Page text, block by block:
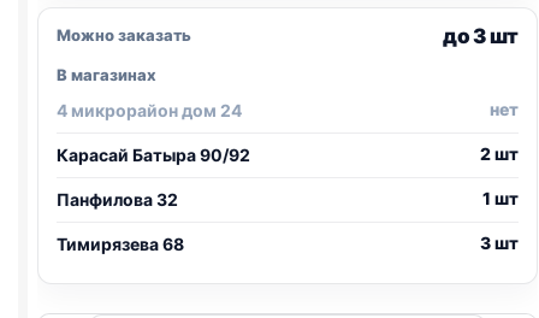
Можно заказать до 3 шт
В магазинах
4 микрорайон дом 24 нет
Карасай Батыра 90/92 2 шт
Панфилова 32 1 шт
Тимирязева 68 3 шт